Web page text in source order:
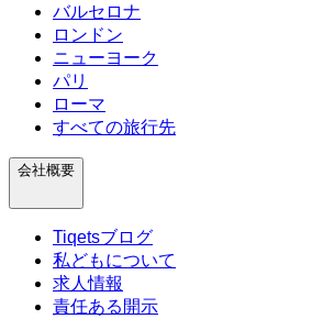
バルセロナ
ロンドン
ニューヨーク
パリ
ローマ
すべての旅行先
会社概要
Tiqetsブログ
私どもについて
求人情報
責任ある開示